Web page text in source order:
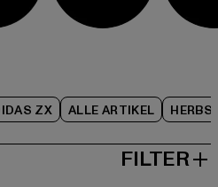
ZX ALLE ARTIKEL
FILTER